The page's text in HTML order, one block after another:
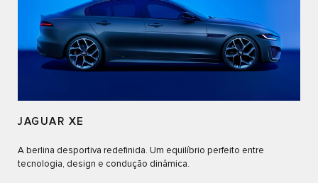
JAGUAR XE
A berlina desportiva redefinida. Um equilíbrio perfeito entre
tecnologia, design e condução dinâmica.